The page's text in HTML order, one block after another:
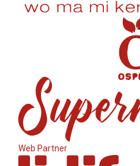
Web Partner